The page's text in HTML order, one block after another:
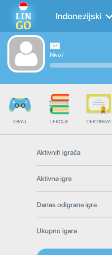
Indonezijski
Nivo/
IGRAJ LEKCIJE CERTIFIKAT
Aktivnih igrača
Aktivne igre
Danas odigrane igre
Ukupno igara